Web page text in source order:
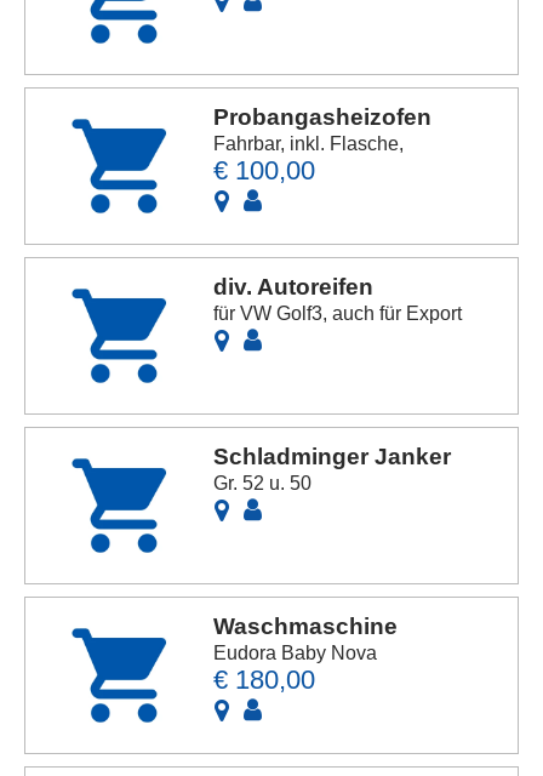
Probangasheizofen
Fahrbar, inkl. Flasche,
€ 100,00
div. Autoreifen
für VW Golf3, auch für Export
Schladminger Janker
Gr. 52 u. 50
Waschmaschine
Eudora Baby Nova
€ 180,00